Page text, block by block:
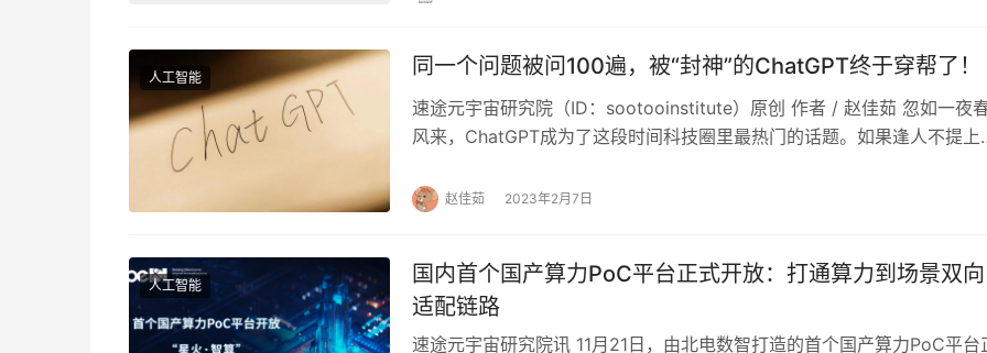
人工智能 同一个问题被问100遍，被“封神”的ChatGPT终于穿帮了！
速途元宇宙研究院（ID：sootooinstitute）原创 作者 / 赵佳茹 忽如一夜
风来，ChatGPT成为了这段时间科技圈里最热门的话题。如果逢人不提
赵佳茹 2023年2月7日
人工智能
国内首个国产算力PoC平台正式开放：打通算力到场景双向
适配链路
速途元宇宙研究院讯 11月21日，由北电数智打造的首个国产算力PoC平台